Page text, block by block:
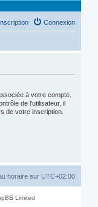
Connexion
à votre compte.
de l’utilisateur, il
de votre inscription.
horaire sur UTC+02:00
Limited